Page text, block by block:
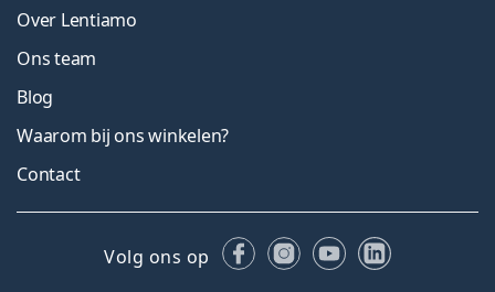
Over Lentiamo
Ons team
Blog
Waarom bij ons winkelen?
Contact
Volg ons op FacebookInstagram
YouTubeLinkedIn